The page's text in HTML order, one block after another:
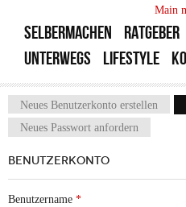
Main
SELBERMACHEN RATGEBER
UNTERWEGS
LIFESTYLE
Haupt-Reiter
Neues Benutzerkonto erstellen
Neues Passwort anfordern
BENUTZERKONTO
Benutzername *